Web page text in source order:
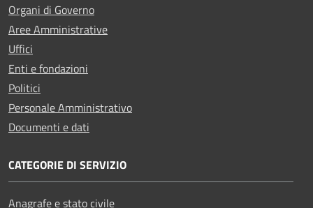
Organi di Governo
Aree Amministrative
Uffici
Enti e fondazioni
Politici
Personale Amministrativo
Documenti e dati
CATEGORIE DI SERVIZIO
Anagrafe e stato civile